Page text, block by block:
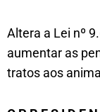
Altera a Lei nº
aumentar as
tratos aos